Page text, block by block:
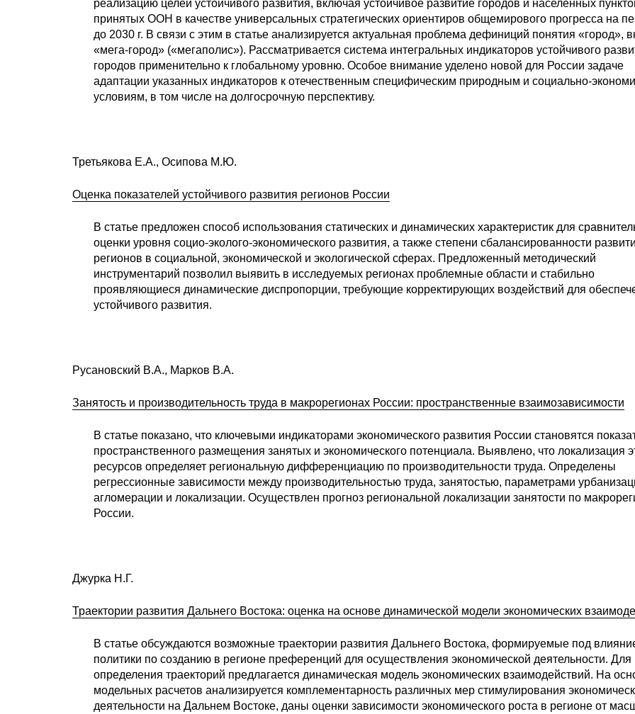
реализацию целей устойчивого развития, включая устойчивое развитие городов и населенных
принятых ООН в качестве универсальных стратегических ориентиров общемирового прогресса на
до 2030 г. В связи с этим в статье анализируется актуальная проблема дефиниций понятия «город»,
«мега-город» («мегаполис»). Рассматривается система интегральных индикаторов устойчивого
городов применительно к глобальному уровню. Особое внимание уделено новой для России задаче
адаптации указанных индикаторов к отечественным специфическим природным и социально-
условиям, в том числе на долгосрочную перспективу.
Третьякова Е.А., Осипова М.Ю.
Оценка показателей устойчивого развития регионов России
В статье предложен способ использования статических и динамических характеристик для
оценки уровня социо-эколого-экономического развития, а также степени сбалансированности
регионов в социальной, экономической и экологической сферах. Предложенный методический
инструментарий позволил выявить в исследуемых регионах проблемные области и стабильно
проявляющиеся динамические диспропорции, требующие корректирующих воздействий для
устойчивого развития.
Русановский В.А., Марков В.А.
Занятость и производительность труда в макрорегионах России: пространственные взаимозависимости
В статье показано, что ключевыми индикаторами экономического развития России становятся
пространственного размещения занятых и экономического потенциала. Выявлено, что локализация
ресурсов определяет региональную дифференциацию по производительности труда. Определены
регрессионные зависимости между производительностью труда, занятостью, параметрами
агломерации и локализации. Осуществлен прогноз региональной локализации занятости по
России.
Джурка Н.Г.
Траектории развития Дальнего Востока: оценка на основе динамической модели экономических
В статье обсуждаются возможные траектории развития Дальнего Востока, формируемые под
политики по созданию в регионе преференций для осуществления экономической деятельности. Для
определения траекторий предлагается динамическая модель экономических взаимодействий. На
модельных расчетов анализируется комплементарность различных мер стимулирования
деятельности на Дальнем Востоке, даны оценки зависимости экономического роста в регионе от